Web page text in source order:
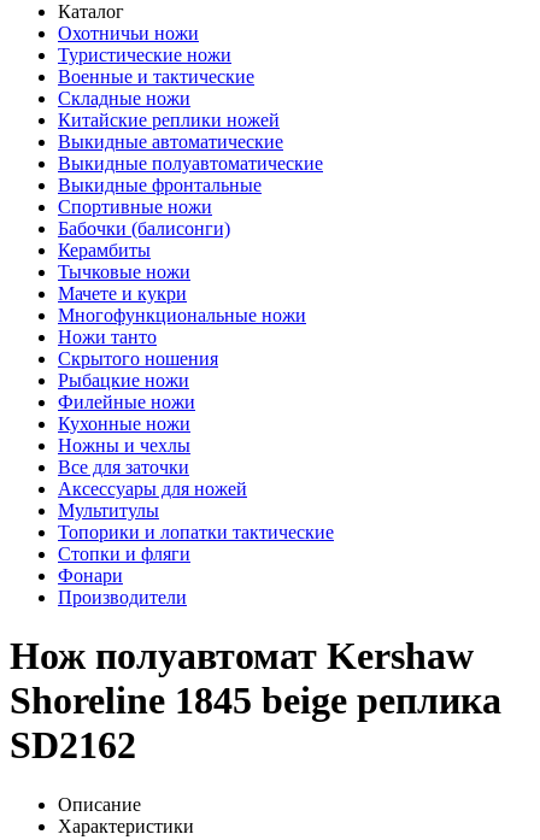
Каталог
Охотничьи ножи
Туристические ножи
Военные и тактические
Складные ножи
Китайские реплики ножей
Выкидные автоматические
Выкидные полуавтоматические
Выкидные фронтальные
Спортивные ножи
Бабочки (балисонги)
Керамбиты
Тычковые ножи
Мачете и кукри
Многофункциональные ножи
Ножи танто
Скрытого ношения
Рыбацкие ножи
Филейные ножи
Кухонные ножи
Ножны и чехлы
Все для заточки
Аксессуары для ножей
Мультитулы
Топорики и лопатки тактические
Стопки и фляги
Фонари
Производители
Нож полуавтомат Kershaw
Shoreline 1845 beige реплика
SD2162
Описание
Характеристики